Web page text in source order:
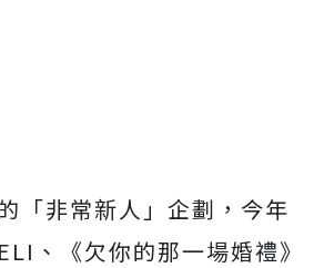
「非常新人」企劃，今年
、
《欠你的那一場婚禮》